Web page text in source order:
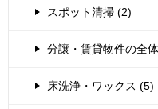
スポット清掃 (2)
分譲・賃貸物件の全
床洗浄・ワックス (5)